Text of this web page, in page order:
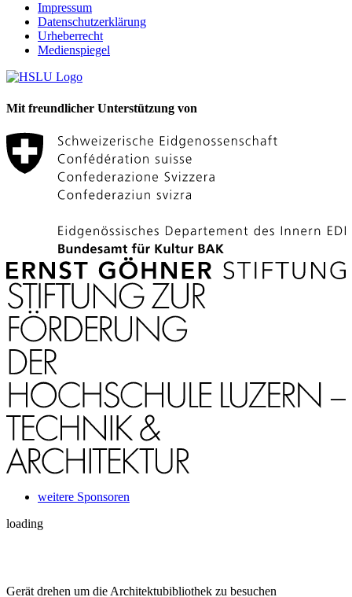
Impressum
Datenschutzerklärung
Urheberrecht
Medienspiegel
Mit freundlicher Unterstützung von
weitere Sponsoren
loading
Gerät drehen um die Architektubibliothek zu besuchen